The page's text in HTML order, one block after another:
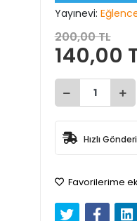
Yayınevi:
200,00 TL
140,00
Hızlı Gönderi
Favorilerime